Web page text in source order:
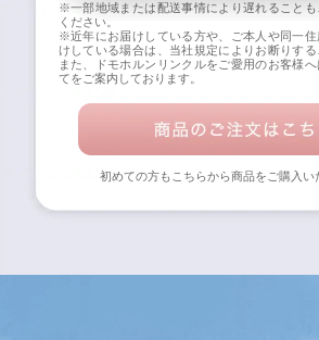
※一部地域または配送事情により遅れること
ください。
※近年にお届けしている方や、ご本人や同一
けしている場合は、当社規定によりお断りする
また、ドモホルンリンクルをご愛用のお客様
てをご案内しております。
初めての方もこちらから商品をご購入い